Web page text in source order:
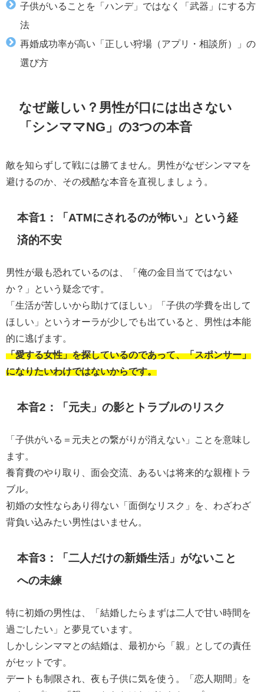
子供がいることを「ハンデ」ではなく「武器」にする方
法
再婚成功率が高い「正しい狩場（アプリ・相談所）」の
選び方
なぜ厳しい？男性が口には出さない
「シンママNG」の3つの本音
敵を知らずして戦には勝てません。男性がなぜシンママを
避けるのか、その残酷な本音を直視しましょう。
本音1：「ATMにされるのが怖い」という経
済的不安
男性が最も恐れているのは、「俺の金目当てではない
か？」という疑念です。
「生活が苦しいから助けてほしい」「子供の学費を出して
ほしい」というオーラが少しでも出ていると、男性は本能
的に逃げます。
「愛する女性」を探しているのであって、「スポンサー」
になりたいわけではないからです。
本音2：「元夫」の影とトラブルのリスク
「子供がいる＝元夫との繋がりが消えない」ことを意味し
ます。
養育費のやり取り、面会交流、あるいは将来的な親権トラ
ブル。
初婚の女性ならあり得ない「面倒なリスク」を、わざわざ
背負い込みたい男性はいません。
本音3：「二人だけの新婚生活」がないこと
への未練
特に初婚の男性は、「結婚したらまずは二人で甘い時間を
過ごしたい」と夢見ています。
しかしシンママとの結婚は、最初から「親」としての責任
がセットです。
デートも制限され、夜も子供に気を使う。「恋人期間」を